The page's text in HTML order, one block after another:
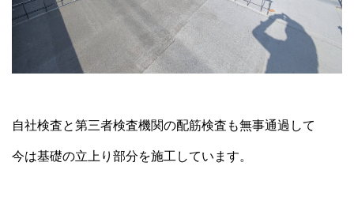
自社検査と第三者検査機関の配筋検査も無事通過して
今は基礎の立上り部分を施工しています。